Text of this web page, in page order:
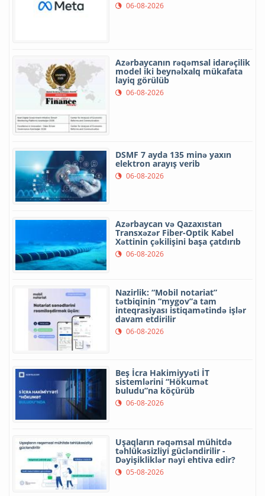
06-08-2026
Azərbaycanın rəqəmsal idarəçilik
model iki beynəlxalq mükafata
layiq görülüb
06-08-2026
DSMF 7 ayda 135 minə yaxın
elektron arayış verib
06-08-2026
Azərbaycan və Qazaxıstan
Transxəzər Fiber-Optik Kabel
Xəttinin çəkilişini başa çatdırıb
06-08-2026
Nazirlik: “Mobil notariat”
tətbiqinin “mygov”a tam
inteqrasiyası istiqamətində işlər
davam etdirilir
06-08-2026
Beş İcra Hakimiyyəti İT
sistemlərini “Hökumət
buludu”na köçürüb
06-08-2026
Uşaqların rəqəmsal mühitdə
təhlükəsizliyi gücləndirilir -
Dəyişikliklər nəyi ehtiva edir?
05-08-2026